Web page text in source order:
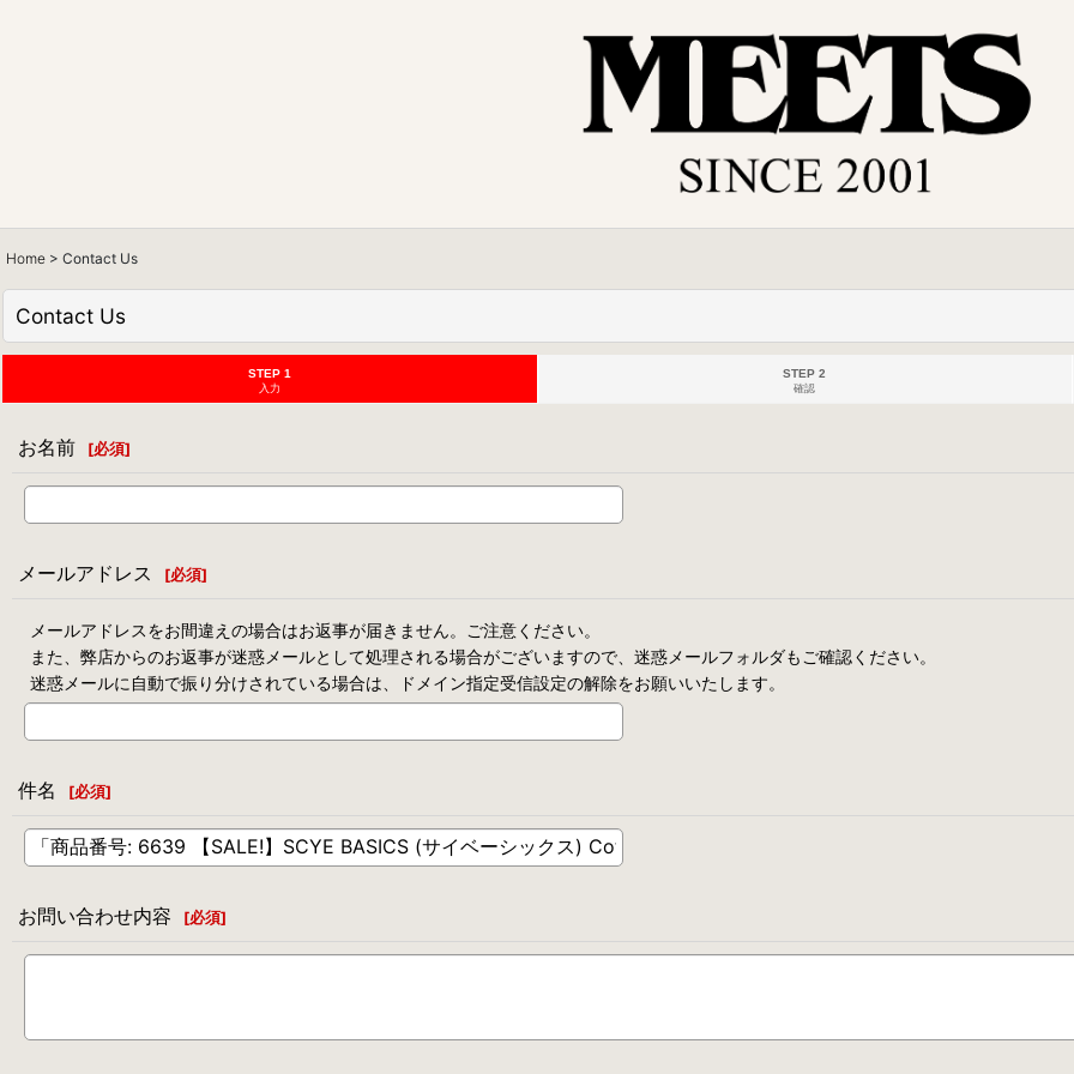
Home > Contact Us
Contact Us
STEP 1
入力
STEP 2
確認
お名前 [必須]
メールアドレス [必須]
メールアドレスをお間違えの場合はお返事が届きません。ご注意ください。
また、弊店からのお返事が迷惑メールとして処理される場合がございますので、迷惑メールフォルダもご確認ください。
迷惑メールに自動で振り分けされている場合は、ドメイン指定受信設定の解除をお願いいたします。
件名 [必須]
お問い合わせ内容 [必須]